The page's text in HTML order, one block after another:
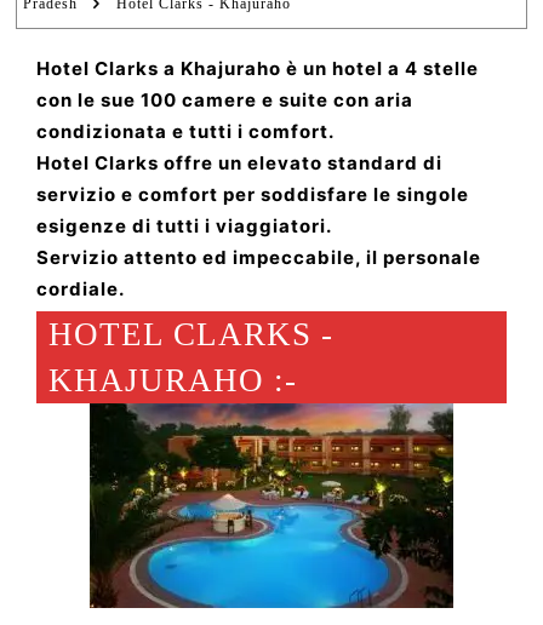
Pradesh Hotel Clarks - Khajuraho
Hotel Clarks a Khajuraho è un hotel a 4 stelle
con le sue 100 camere e suite con aria
condizionata e tutti i comfort.
Hotel Clarks offre un elevato standard di
servizio e comfort per soddisfare le singole
esigenze di tutti i viaggiatori.
Servizio attento ed impeccabile, il personale
cordiale.
HOTEL CLARKS -
KHAJURAHO :-